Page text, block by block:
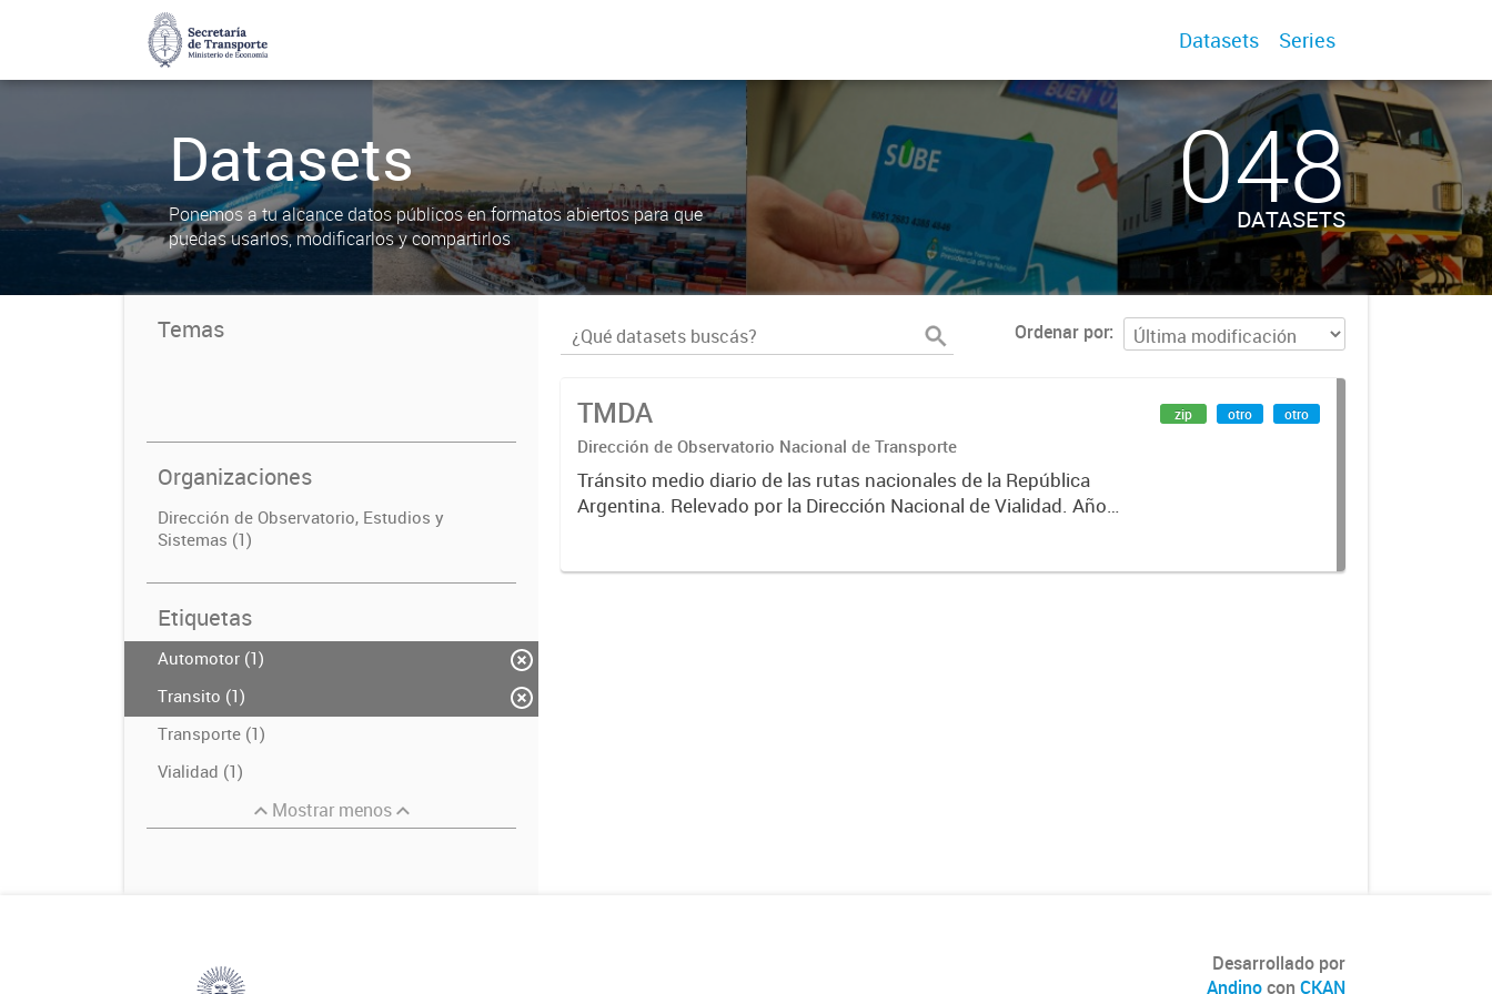
Datasets Series
Datasets
Ponemos a tu alcance datos públicos en formatos abiertos para que
puedas usarlos, modificarlos y compartirlos
048
DATASETS
Temas
Organizaciones
Dirección de Observatorio, Estudios y
Sistemas (1)
Etiquetas
Automotor (1)
Transito (1)
Transporte (1)
Vialidad (1)
Mostrar menos
Ordenar por
TMDA
Dirección de Observatorio Nacional de Transporte
Tránsito medio diario de las rutas nacionales de la República
Argentina. Relevado por la Dirección Nacional de Vialidad. Año
zip otro otro
Desarrollado por
Andinocon CKAN